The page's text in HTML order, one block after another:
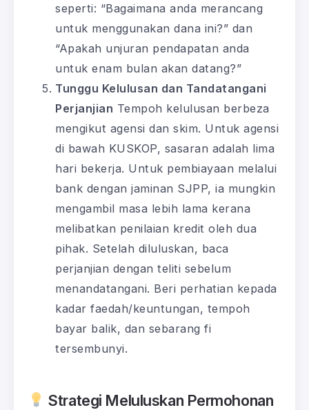
seperti: “Bagaimana anda merancang
untuk menggunakan dana ini?” dan
“Apakah unjuran pendapatan anda
untuk enam bulan akan datang?”
Tunggu Kelulusan dan Tandatangani
Perjanjian Tempoh kelulusan berbeza
mengikut agensi dan skim. Untuk agensi
di bawah KUSKOP, sasaran adalah lima
hari bekerja. Untuk pembiayaan melalui
bank dengan jaminan SJPP, ia mungkin
mengambil masa lebih lama kerana
melibatkan penilaian kredit oleh dua
pihak. Setelah diluluskan, baca
perjanjian dengan teliti sebelum
menandatangani. Beri perhatian kepada
kadar faedah/keuntungan, tempoh
bayar balik, dan sebarang fi
tersembunyi.
Strategi Meluluskan Permohonan